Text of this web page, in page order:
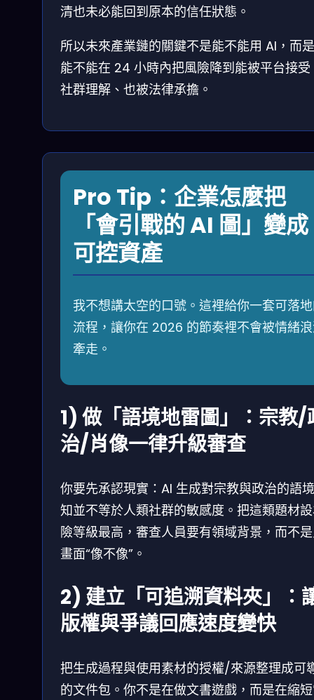
清也未必能回到原本的信任狀態。
所以未來產業鏈的關鍵不是能不能用 AI，而
能不能在 24 小時內把風險降到能被平台接受
社群理解、也被法律承擔。
Pro Tip：企業怎麼把
「會引戰的 AI 圖」變成
可控資產
我不想講太空的口號。這裡給你一套可落
流程，讓你在 2026 的節奏裡不會被情緒
牽走。
1) 做「語境地雷圖」：宗教/
治/肖像一律升級審查
你要先承認現實：AI 生成對宗教與政治的語
知並不等於人類社群的敏感度。把這類題材
險等級最高，審查人員要有領域背景，而不
畫面“像不像”。
2) 建立「可追溯資料夾」：
版權與爭議回應速度變快
把生成過程與使用素材的授權/來源整理成可
的文件包。你不是在做文書遊戲，而是在縮